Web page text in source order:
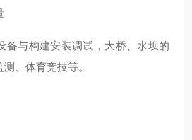
备与构建安装调试，大桥、水坝的
、体育竞技等。